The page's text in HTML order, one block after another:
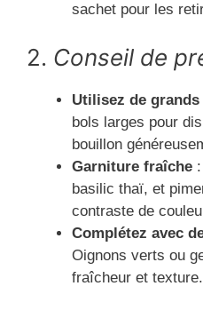
sachet pour les
2. Conseil de
Utilisez de
bols larges pour
bouillon
Garniture fraîche
basilic thaï, et
contraste de
Complétez avec
Oignons verts ou
fraîcheur et texture.